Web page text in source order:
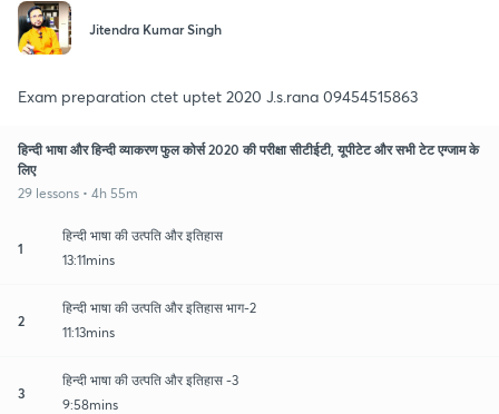
Jitendra Kumar Singh
Exam preparation ctet uptet 2020 J.s.rana 09454515863
हिन्दी भाषा और हिन्दी व्याकरण फुल कोर्स 2020 की परीक्षा सीटीईटी, यूपीटेट और सभी टेट एग्जाम के
लिए
29 lessons • 4h 55m
1
हिन्दी भाषा की उत्पति और इतिहास
13:11mins
2
हिन्दी भाषा की उत्पति और इतिहास भाग-2
11:13mins
3
हिन्दी भाषा की उत्पति और इतिहास -3
9:58mins